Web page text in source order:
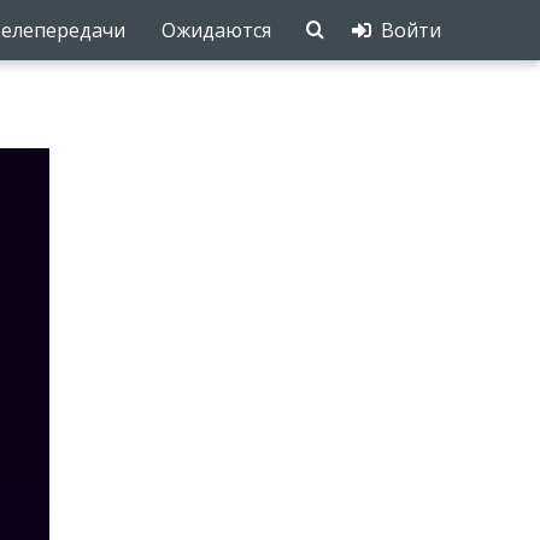
Ожидаются Войти